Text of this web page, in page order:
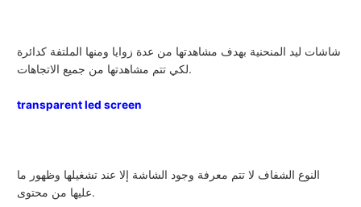
شاشات ليد المنحنية بهدف مشاهدتها من عدة زوايا ومنها الملتفة كدائرة
لكي تتم مشاهدتها من جميع الاتجاهات.
transparent led screen
النوع الشفاف لا تتم معرفة وجود الشاشة إلا عند تشغيلها وظهور ما
عليها من محتوى.